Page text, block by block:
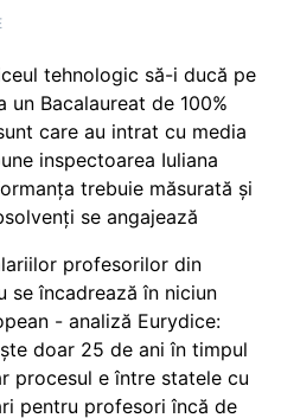
tehnologic să-i ducă pe
un Bacalaureat de 100%
care au intrat cu media
inspectoarea Iuliana
trebuie măsurată și
se angajează
profesorilor din
se încadrează în niciun
- analiză Eurydice:
doar 25 de ani în timpul
procesul e între statele cu
pentru profesori încă de